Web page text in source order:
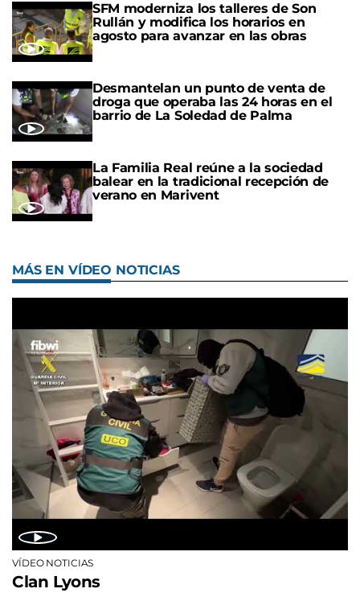
SFM moderniza los talleres de Son
Rullán y modifica los horarios en
agosto para avanzar en las obras
Desmantelan un punto de venta de
droga que operaba las 24 horas en el
barrio de La Soledad de Palma
La Familia Real reúne a la sociedad
balear en la tradicional recepción de
verano en Marivent
MÁS EN VÍDEO NOTICIAS
VÍDEO NOTICIAS
Clan Lyons